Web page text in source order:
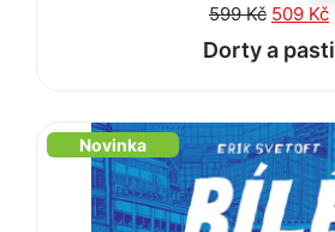
599Kč 509 Kč
Dorty a pasti
Novinka